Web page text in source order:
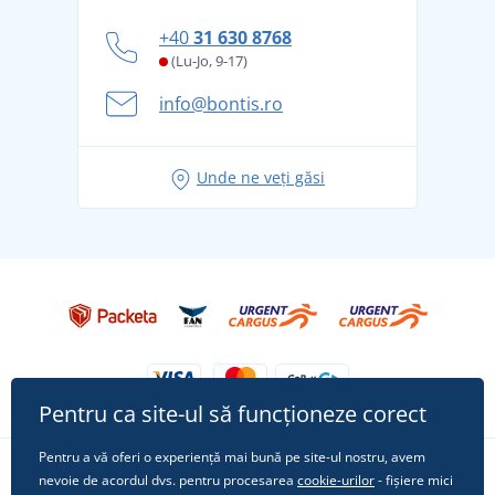
și în siguranță
Aventura de vară începe cu bagajul - pregătiți-vă
pentru vacanță fără griji
Tricoul preferat City în rol principal: ținute pentru
+4031 630 8768
(Lu-Jo, 9-17)
info@bontis.ro
Unde ne veți găsi
Urmărește-ne pe rețelele sociale
Pentru ca site-ul să funcționeze corect
Pentru a vă oferi o experiență mai bună pe site-ul nostru, avem
nevoie de acordul dvs. pentru procesarea cookie-urilor- fișiere mici